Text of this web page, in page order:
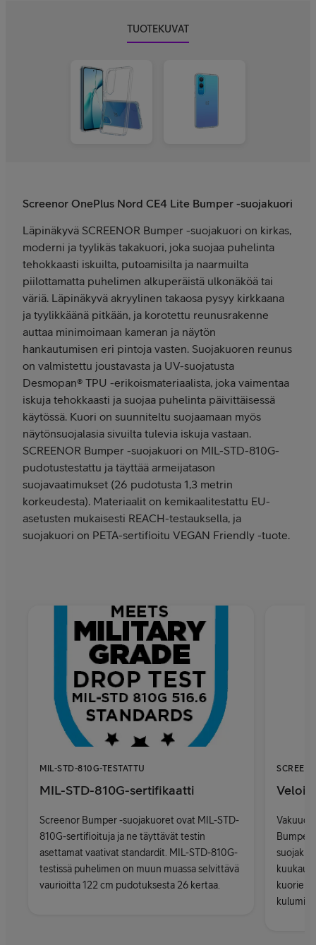
TUOTEKUVAT
Screenor OnePlus Nord CE4 Lite Bumper -suojakuori
Läpinäkyvä SCREENOR Bumper -suojakuori on kirkas,
moderni ja tyylikäs takakuori, joka suojaa puhelinta
tehokkaasti iskuilta, putoamisilta ja naarmuilta
piilottamatta puhelimen alkuperäistä ulkonäköä tai
väriä. Läpinäkyvä akryylinen takaosa pysyy kirkkaana
ja tyylikkäänä pitkään, ja korotettu reunusrakenne
auttaa minimoimaan kameran ja näytön
hankautumisen eri pintoja vasten. Suojakuoren reunus
on valmistettu joustavasta ja UV-suojatusta
Desmopan® TPU -erikoismateriaalista, joka vaimentaa
iskuja tehokkaasti ja suojaa puhelinta päivittäisessä
käytössä. Kuori on suunniteltu suojaamaan myös
näytönsuojalasia sivuilta tulevia iskuja vastaan.
SCREENOR Bumper -suojakuori on MIL-STD-810G-
pudotustestattu ja täyttää armeijatason
suojavaatimukset (26 pudotusta 1,3 metrin
korkeudesta). Materiaalit on kemikaalitestattu EU-
asetusten mukaisesti REACH-testauksella, ja
suojakuori on PETA-sertifioitu VEGAN Friendly -tuote.
MIL-STD-810G-TESTATTU
MIL-STD-810G-sertifikaatti
Screenor Bumper -suojakuoret ovat MIL-STD-
810G-sertifioituja ja ne täyttävät testin
asettamat vaativat standardit. MIL-STD-810G-
testissä puhelimen on muun muassa selvittävä
vaurioitta 122 cm pudotuksesta 26 kertaa.
Bumper,
kuorien